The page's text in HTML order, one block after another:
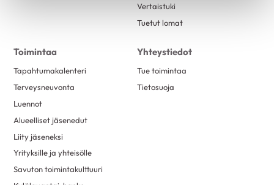
Vertaistuki
Tuetut lomat
Toimintaa
Tapahtumakalenteri
Terveysneuvonta
Luennot
Alueelliset jäsenedut
Liity jäseneksi
Yrityksille ja yhteisölle
Savuton toimintakulttuuri
Yhteystiedot
Tue toimintaa
Tietosuoja